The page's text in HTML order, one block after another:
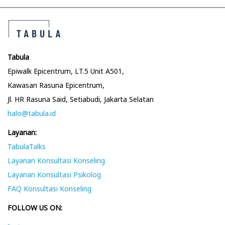
Tabula
Epiwalk Epicentrum, LT.5 Unit A501,
Kawasan Rasuna Epicentrum,
Jl. HR Rasuna Said, Setiabudi, Jakarta Selatan
halo@tabula.id
Layanan:
TabulaTalks
Layanan Konsultasi Konseling
Layanan Konsultasi Psikolog
FAQ Konsultasi Konseling
FOLLOW US ON: